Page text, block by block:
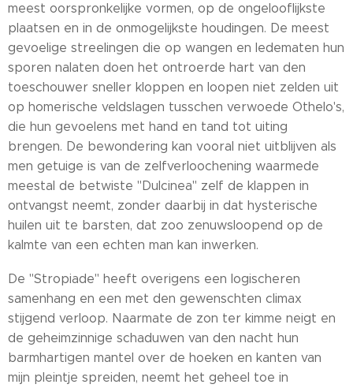
meest oorspronkelijke vormen, op de ongelooflijkste
plaatsen en in de onmogelijkste houdingen. De meest
gevoelige streelingen die op wangen en ledematen hun
sporen nalaten doen het ontroerde hart van den
toeschouwer sneller kloppen en loopen niet zelden uit
op homerische veldslagen tusschen verwoede Othelo's,
die hun gevoelens met hand en tand tot uiting
brengen. De bewondering kan vooral niet uitblijven als
men getuige is van de zelfverloochening waarmede
meestal de betwiste "Dulcinea" zelf de klappen in
ontvangst neemt, zonder daarbij in dat hysterische
huilen uit te barsten, dat zoo zenuwsloopend op de
kalmte van een echten man kan inwerken.
De "Stropiade" heeft overigens een logischeren
samenhang en een met den gewenschten climax
stijgend verloop. Naarmate de zon ter kimme neigt en
de geheimzinnige schaduwen van den nacht hun
barmhartigen mantel over de hoeken en kanten van
mijn pleintje spreiden, neemt het geheel toe in